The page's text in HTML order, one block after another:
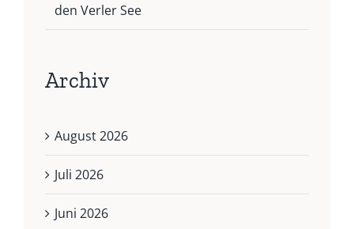
den Verler See
Archiv
August 2026
Juli 2026
Juni 2026